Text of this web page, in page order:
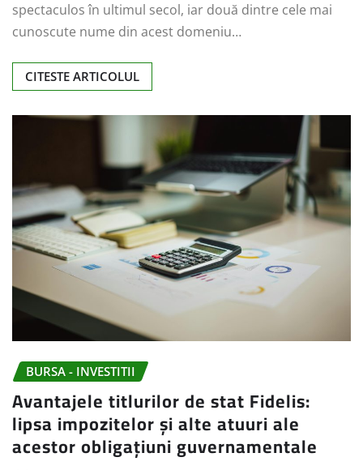
spectaculos în ultimul secol, iar două dintre cele mai
cunoscute nume din acest domeniu…
CITESTE ARTICOLUL
BURSA - INVESTITII
Avantajele titlurilor de stat Fidelis:
lipsa impozitelor și alte atuuri ale
acestor obligațiuni guvernamentale